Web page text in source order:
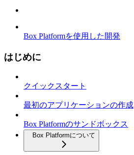
Box Platformを使用した開発
はじめに
クイックスタート
最初のアプリケーションの作成
Box Platformのサンドボックス
Box Platformについて